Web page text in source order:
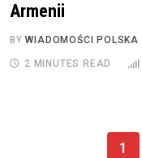
Armenii
BYWIADOMOŚCI POLSKA
2 MINUTES READ
1